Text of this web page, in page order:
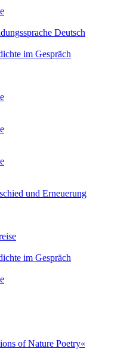
Deutsch
im Gespräch
und Erneuerung
im Gespräch
of Nature Poetry«